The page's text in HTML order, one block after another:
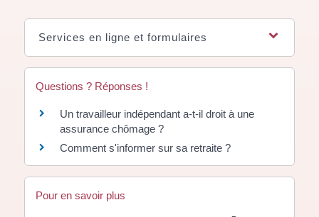
Services en ligne et formulaires
Questions ? Réponses !
Un travailleur indépendant a-t-il droit à une
assurance chômage ?
Comment s'informer sur sa retraite ?
Pour en savoir plus